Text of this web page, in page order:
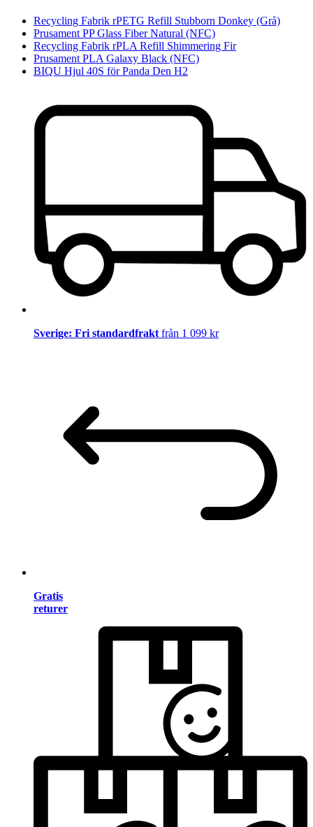
Recycling Fabrik rPETG Refill Stubborn Donkey (Grå)
Prusament PP Glass Fiber Natural (NFC)
Recycling Fabrik rPLA Refill Shimmering Fir
Prusament PLA Galaxy Black (NFC)
BIQU Hjul 40S för Panda Den H2
Sverige: Fri standardfrakt från 1 099 kr
Gratis
returer